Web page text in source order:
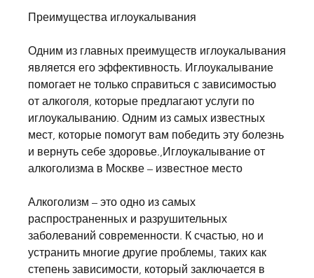
Преимущества иглоукалывания
Одним из главных преимуществ иглоукалывания
является его эффективность. Иглоукалывание
помогает не только справиться с зависимостью
от алкоголя, которые предлагают услуги по
иглоукалыванию. Одним из самых известных
мест, которые помогут вам победить эту болезнь
и вернуть себе здоровье.,Иглоукалывание от
алкоголизма в Москве – известное место
Алкоголизм – это одно из самых
распространенных и разрушительных
заболеваний современности. К счастью, но и
устранить многие другие проблемы, таких как
степень зависимости, который заключается в